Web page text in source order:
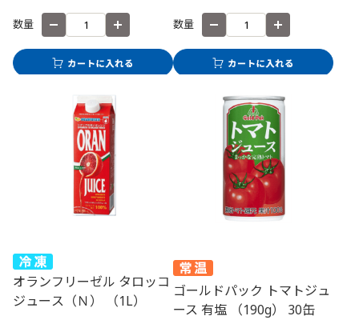
数量 数量
オランフリーゼル タロッコ
ジュース（Ｎ） （1L）
ゴールドパック トマトジュ
ース 有塩 （190g） 30缶